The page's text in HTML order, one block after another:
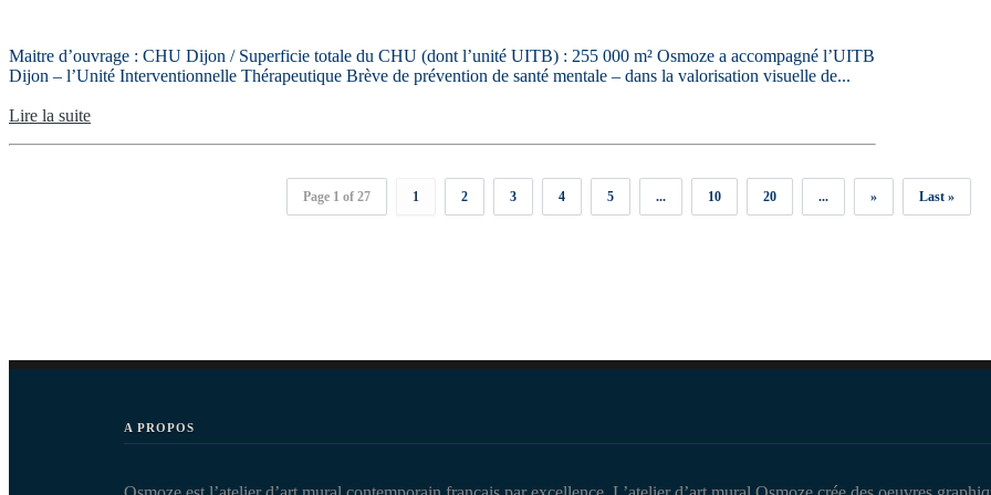
Maitre d’ouvrage : CHU Dijon / Superficie totale du CHU (dont l’unité UITB) : 255 000 m² Osmoze a accompagné l’UITB
Dijon – l’Unité Interventionnelle Thérapeutique Brève de prévention de santé mentale – dans la valorisation visuelle de...
Lire la suite
Page 1 of 27 1 2 3 4 5 ... 10 20 ... » Last »
A PROPOS